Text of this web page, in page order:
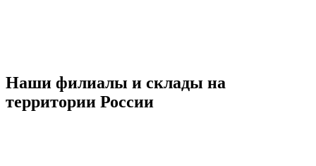
Наши филиалы и склады на
территории России